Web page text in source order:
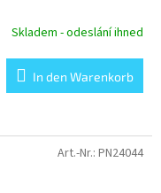
Skladem - odeslání ihned
In den Warenkorb
Art.-Nr.: PN24044